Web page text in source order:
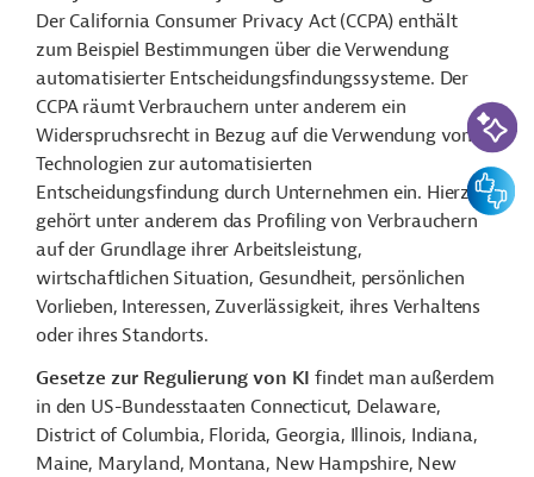
Der California Consumer Privacy Act (CCPA) enthält
zum Beispiel Bestimmungen über die Verwendung
automatisierter Entscheidungsfindungssysteme. Der
CCPA räumt Verbrauchern unter anderem ein
Widerspruchsrecht in Bezug auf die Verwendung von
Technologien zur automatisierten
Entscheidungsfindung durch Unternehmen ein. Hierzu
gehört unter anderem das Profiling von Verbrauchern
auf der Grundlage ihrer Arbeitsleistung,
wirtschaftlichen Situation, Gesundheit, persönlichen
Vorlieben, Interessen, Zuverlässigkeit, ihres Verhaltens
oder ihres Standorts.
Gesetze zur Regulierung von KI findet man außerdem
in den US-Bundesstaaten Connecticut, Delaware,
District of Columbia, Florida, Georgia, Illinois, Indiana,
Maine, Maryland, Montana, New Hampshire, New
KI-